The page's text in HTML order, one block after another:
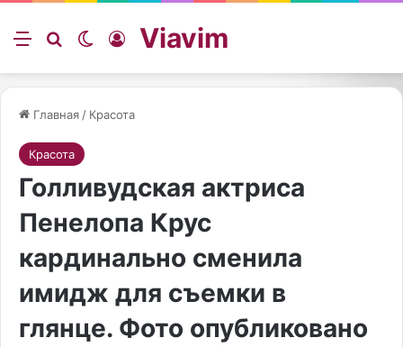
Меню ИскатьSwitch skin
Войти
Viavim
Главная / Красота
Красота
Голливудская актриса
Пенелопа Крус
кардинально сменила
имидж для съемки в
глянце. Фото опубликовано